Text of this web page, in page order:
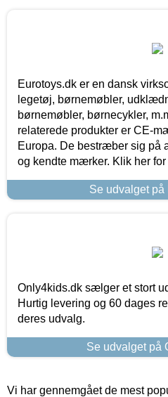
Eurotoys.dk er en dansk
legetøj, børnemøbler,
børnemøbler, børnecykler,
relaterede produkter er CE-
Europa. De bestræber sig på
og kendte mærker. Klik her
Se udvalget på
Only4kids.dk sælger et stort
Hurtig levering og 60 dages
deres udvalg.
Se udvalget på
Vi har gennemgået de mest